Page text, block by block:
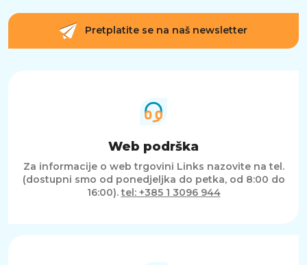
Pretplatite se na naš newsletter
Web podrška
Za informacije o web trgovini Links nazovite na tel.
(dostupni smo od ponedjeljka do petka, od 8:00 do
16:00).tel: +385 1 3096 944